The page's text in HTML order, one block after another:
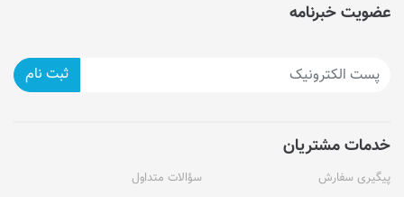
عضویت خبرنامه
ثبت نام
خدمات مشتریان
پیگیری سفارش
سؤالات متداول